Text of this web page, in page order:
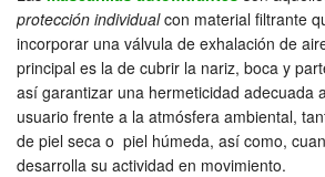
protección individualcon material filtrante
incorporar una válvula de exhalación de
principal es la de cubrir la nariz, boca y
así garantizar una hermeticidad adecuada
usuario frente a la atmósfera ambiental,
de piel seca o piel húmeda, así como,
desarrolla su actividad en movimiento.